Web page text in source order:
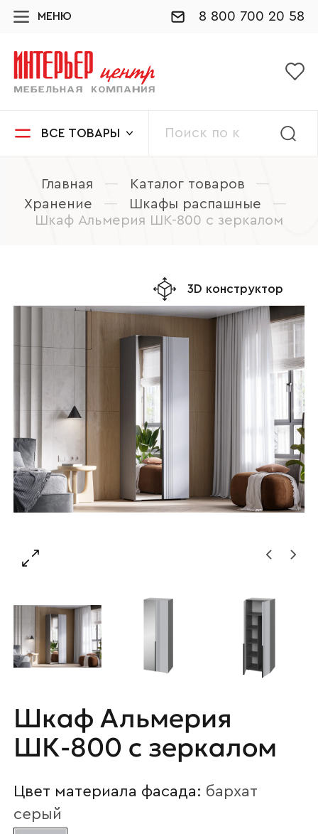
МЕНЮ 8 800 700 20 58
ВСЕ ТОВАРЫ
Главная — Каталог товаров
—
Хранение
— Шкафы распашные
—
Шкаф Альмерия ШК-800 с зеркалом
3D конструктор
Шкаф Альмерия
ШК-800 с зеркалом
Цвет материала фасада: бархат
серый